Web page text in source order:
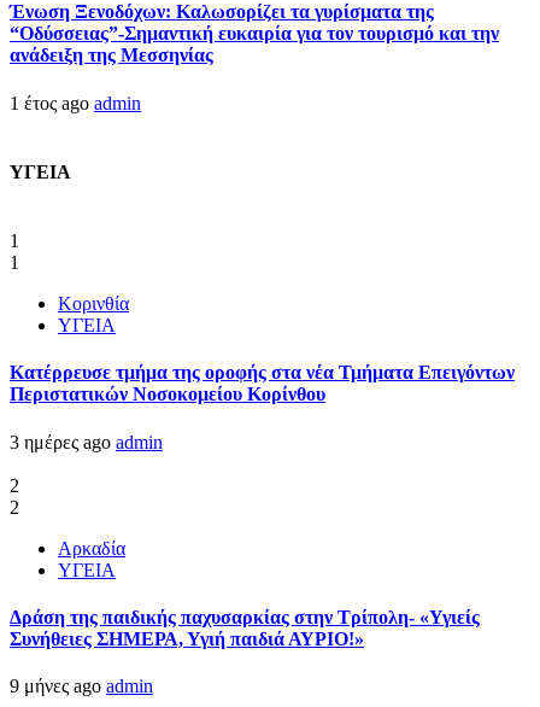
Ένωση Ξενοδόχων: Καλωσορίζει τα γυρίσματα της
“Οδύσσειας”-Σημαντική ευκαιρία για τον τουρισμό και την
ανάδειξη της Μεσσηνίας
1 έτος ago admin
ΥΓΕΙΑ
1
1
Κορινθία
ΥΓΕΙΑ
Kατέρρευσε τμήμα της οροφής στα νέα Τμήματα Επειγόντων
Περιστατικών Νοσοκομείου Κορίνθου
3 ημέρες ago admin
2
2
Αρκαδία
ΥΓΕΙΑ
Δράση της παιδικής παχυσαρκίας στην Τρίπολη- «Υγιείς
Συνήθειες ΣΗΜΕΡΑ, Υγιή παιδιά ΑΥΡΙΟ!»
9 μήνες ago admin